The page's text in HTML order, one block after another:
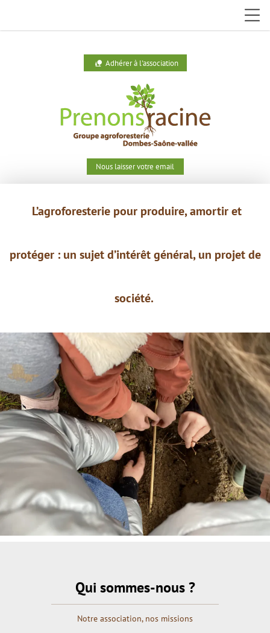
nature_people Adhérer à l'association
Nous laisser votre email
L’agroforesterie pour produire,amortir et
protéger : un sujetd’intérêt général, un projet de
société.
Qui sommes-nous ?
Notre association, nos missions